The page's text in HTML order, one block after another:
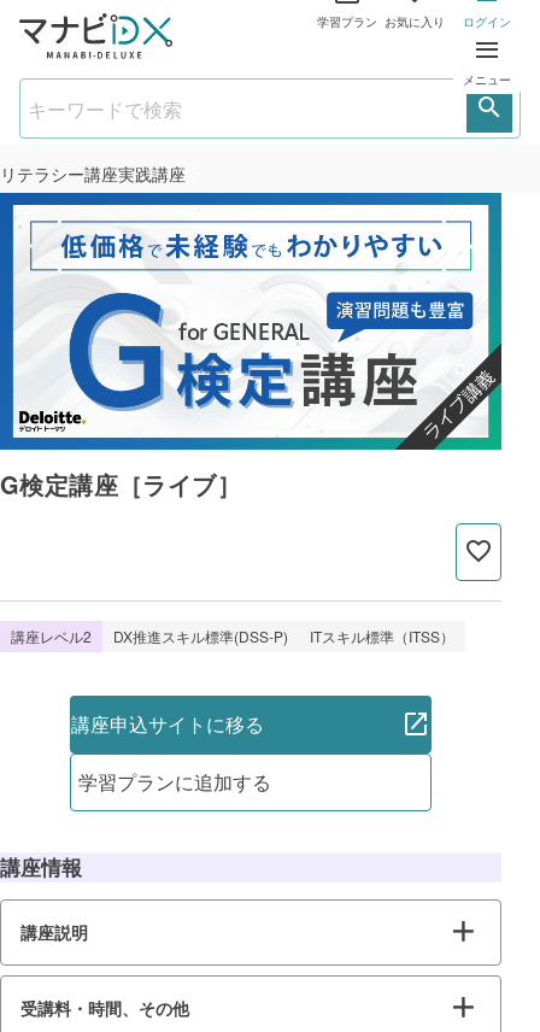
学習プラン お気に入り ログイン
メニュー
リテラシー講座実践講座
G検定講座［ライブ］
講座レベル2 DX推進スキル標準(DSS-P) ITスキル標準（ITSS）
講座申込サイトに移る
学習プランに追加する
講座情報
講座説明
受講料・時間、その他